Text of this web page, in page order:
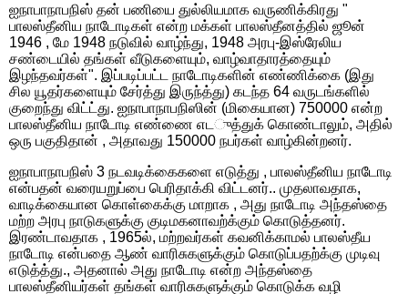
ஐநாபாநாபநிஸ் தன் பணியை துல்லியமாக வருணிக்கிரது "
பாலஸ்தீனிய நாடோடிகள் என்ற மக்கள் பாலஸ்தீனத்தில் ஜூன்
1946 , மே 1948 நடுவில் வாழ்ந்து, 1948 அரபு-இஸ்ரேலிய
சண்டையில் தங்கள் வீடுகளையும், வாழ்வாதாரத்தையும்
இழந்தவர்கள்". இப்படிப்பட்ட நாடோடிகளின் எண்ணிக்கை (இது
சில யூதர்களையும் சேர்த்து இருந்த்து) கடந்த 64 வருடங்களில்
குறைந்து விட்ட்து. ஐநாபாநாபநிஸின் (மிகையான) 750000 என்ற
பாலஸ்தீனிய நாடோடி எண்ணை எடுத்துக் கொண்டாலும், அதில்
ஒரு பகுதிதான் , அதாவது 150000 நபர்கள் வாழ்கின்றனர்.
ஐநாபாநாபநிஸ் 3 நடவடிக்கைகளை எடுத்து , பாலஸ்தீனிய நாடோடி
என்பதன் வரையறுப்பை பெரிதாக்கி விட்டனர்.. முதலாவதாக,
வாடிக்கையான கொள்கைக்கு மாறாக , அது நாடோடி அந்தஸ்தை
மற்ற அரபு நாடுகளுக்கு குடிமகனாவற்க்கும் கொடுத்தனர்.
இரண்டாவதாக , 1965ல், மற்றவர்கள் கவனிக்காமல் பாலஸ்தீய
நாடோடி என்பதை ஆண் வாரிசுகளுக்கும் கொடுப்பதற்க்கு முடிவு
எடுத்த்து., அதனால் அது நாடோடி என்ற அந்தஸ்தை
பாலஸ்தீனியர்கள் தங்கள் வாரிசுகளுக்கும் கொடுக்க வழி